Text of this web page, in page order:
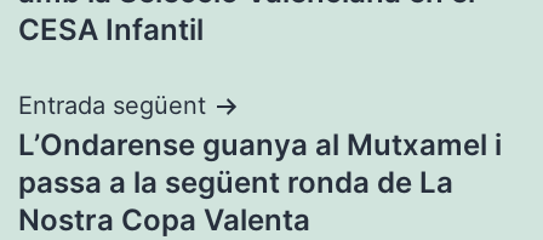
CESA Infantil
Entrada següent
L’Ondarense guanya al Mutxamel i
passa a la següent ronda de La
Nostra Copa Valenta